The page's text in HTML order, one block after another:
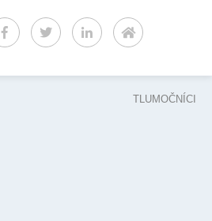
TLUMOČNÍCI